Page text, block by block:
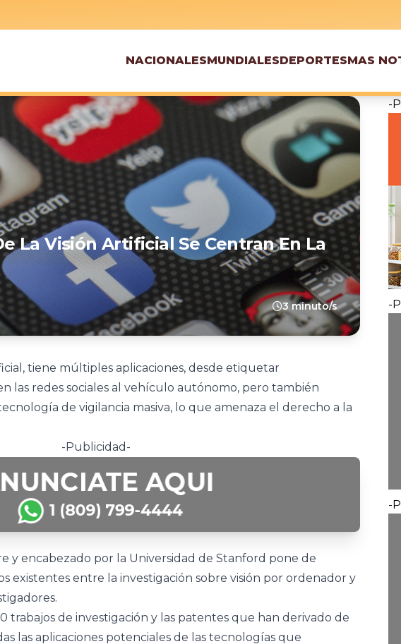
NACIONALESMUNDIALESDEPORTESMAS
La Visión Artificial Se Centran En La
3 minuto/s
tiene múltiples aplicaciones, desde etiquetar
las redes sociales al vehículo autónomo, pero también
de vigilancia masiva, lo que amenaza el derecho a la
-Publicidad-
y encabezado por la Universidad de Stanford pone de
existentes entre la investigación sobre visión por ordenador y
trabajos de investigación y las patentes que han derivado de
las aplicaciones potenciales de las tecnologías que
-
-
-